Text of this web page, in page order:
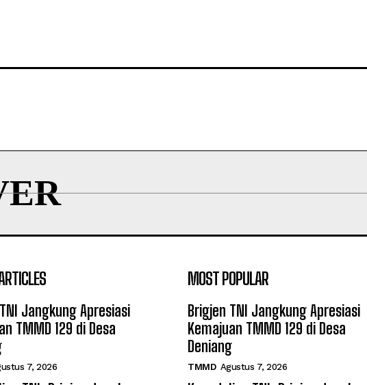
Jangkung Apresiasi
TMMD 129 di Desa
7, 2026
MOST POPULAR
Brigjen TNI Jangkung Apresiasi
Kemajuan TMMD 129 di Desa
Deniang
TMMD Agustus 7, 2026